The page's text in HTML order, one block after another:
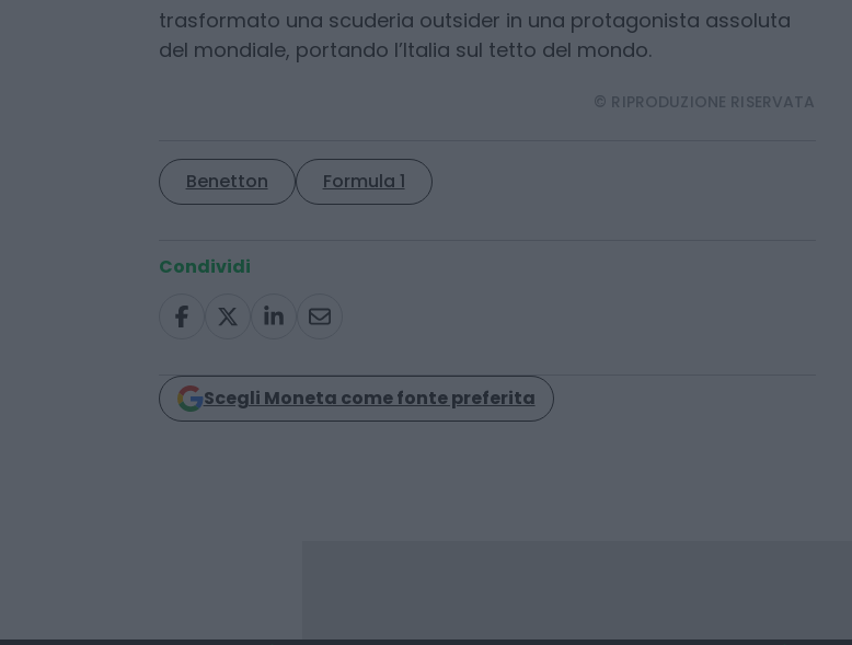
Il film non è soltanto un viaggio nella memoria, ma il ritratto di un
sogno che ha cambiato la percezione della Formula 1
vivaci e la filosofia anticonvenzionale del team Benetton hanno
Benetton